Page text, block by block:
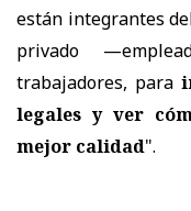
están integrantes
privado
trabajadores, parair
legales y ver
mejor calidad".